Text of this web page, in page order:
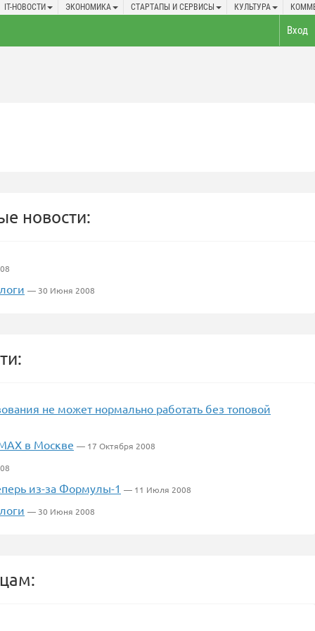
IT-НОВОСТИ ЭКОНОМИКА СТАРТАПЫ И СЕРВИСЫ КУЛЬТУРА
Вход
новости:
— 30 Июня 2008
не может нормально работать без топовой
в Москве — 17 Октября 2008
из-за Формулы-1 — 11 Июля 2008
— 30 Июня 2008